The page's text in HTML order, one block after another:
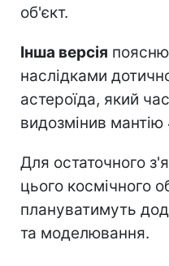
об'єкт.
Інша версія
наслідками
астероїда, який
видозмінив
Для остаточного
цього космічного
плануватимуть
та моделювання.